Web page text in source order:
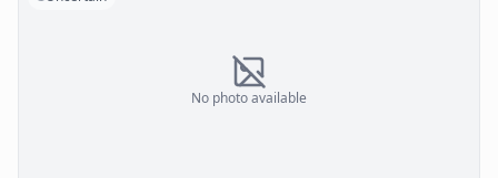
No photo available